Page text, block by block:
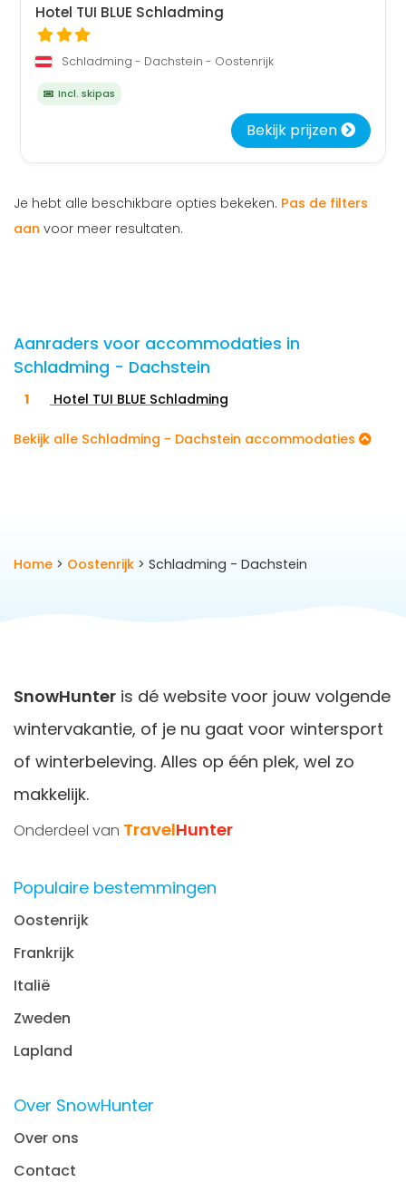
Hotel TUI BLUE Schladming
Schladming - Dachstein - Oostenrijk
Incl. skipas
Bekijk prijzen
Je hebt alle beschikbare opties bekeken. Pas de filters
aan voor meer resultaten.
Aanraders voor accommodaties in
Schladming - Dachstein
Hotel TUI BLUE Schladming
Bekijk alle Schladming - Dachstein accommodaties
Home > Oostenrijk > Schladming - Dachstein
SnowHunter is dé website voor jouw volgende
wintervakantie, of je nu gaat voor wintersport
of winterbeleving. Alles op één plek, wel zo
makkelijk.
Onderdeel van TravelHunter
Populaire bestemmingen
Oostenrijk
Frankrijk
Italië
Zweden
Lapland
Over SnowHunter
Over ons
Contact